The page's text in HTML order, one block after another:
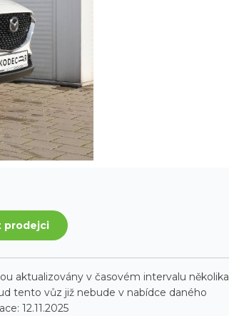
prodejci
aktualizovány v časovém intervalu několika
tento vůz již nebude v nabídce daného
12.11.2025